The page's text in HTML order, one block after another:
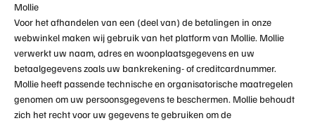
Mollie
Voor het afhandelen van een (deel van) de betalingen in onze
webwinkel maken wij gebruik van het platform van Mollie. Mollie
verwerkt uw naam, adres en woonplaatsgegevens en uw
betaalgegevens zoals uw bankrekening- of creditcardnummer.
Mollie heeft passende technische en organisatorische maatregelen
genomen om uw persoonsgegevens te beschermen. Mollie behoudt
zich het recht voor uw gegevens te gebruiken om de